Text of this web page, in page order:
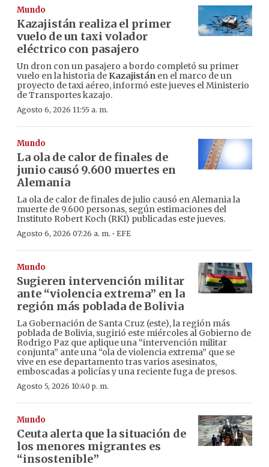
Mundo
Kazajistán realiza el primer
vuelo de un taxi volador
eléctrico con pasajero
Un dron con un pasajero a bordo completó su primer
vuelo en la historia de Kazajistán en el marco de un
proyecto de taxi aéreo, informó este jueves el Ministerio
de Transportes kazajo.
Agosto 6, 2026 11:55 a. m.
Mundo
La ola de calor de finales de
junio causó 9.600 muertes en
Alemania
La ola de calor de finales de julio causó en Alemania la
muerte de 9.600 personas, según estimaciones del
Instituto Robert Koch (RKI) publicadas este jueves.
Agosto 6, 2026 07:26 a. m. · EFE
Mundo
Sugieren intervención militar
ante “violencia extrema” en la
región más poblada de Bolivia
La Gobernación de Santa Cruz (este), la región más
poblada de Bolivia, sugirió este miércoles al Gobierno de
Rodrigo Paz que aplique una “intervención militar
conjunta” ante una “ola de violencia extrema” que se
vive en ese departamento tras varios asesinatos,
emboscadas a policías y una reciente fuga de presos.
Agosto 5, 2026 10:40 p. m.
Mundo
Ceuta alerta que la situación de
los menores migrantes es
“insostenible”